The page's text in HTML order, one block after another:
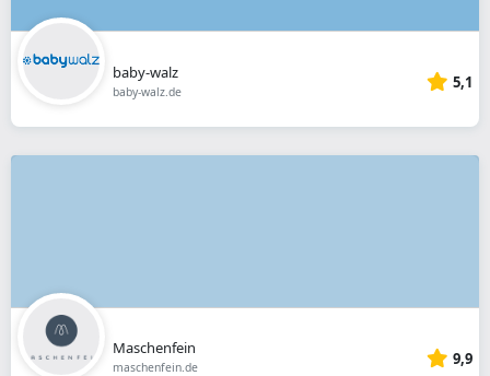
baby-walz
baby-walz.de 5,1
Maschenfein
maschenfein.de 9,9